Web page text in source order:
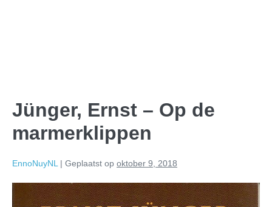
Jünger, Ernst – Op de
marmerklippen
EnnoNuyNL | Geplaatst op oktober 9, 2018